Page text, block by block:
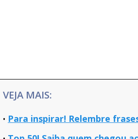
VEJA MAIS:
Para inspirar! Relembre